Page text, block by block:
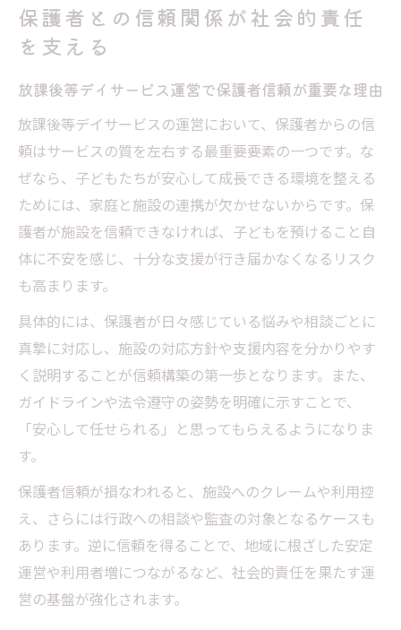
保護者との信頼関係が社会的責任
を支える
放課後等デイサービス運営で保護者信頼が重要な理由
放課後等デイサービスの運営において、保護者からの信
頼はサービスの質を左右する最重要要素の一つです。な
ぜなら、子どもたちが安心して成長できる環境を整える
ためには、家庭と施設の連携が欠かせないからです。保
護者が施設を信頼できなければ、子どもを預けること自
体に不安を感じ、十分な支援が行き届かなくなるリスク
も高まります。
具体的には、保護者が日々感じている悩みや相談ごとに
真摯に対応し、施設の対応方針や支援内容を分かりやす
く説明することが信頼構築の第一歩となります。また、
ガイドラインや法令遵守の姿勢を明確に示すことで、
「安心して任せられる」と思ってもらえるようになりま
す。
保護者信頼が損なわれると、施設へのクレームや利用控
え、さらには行政への相談や監査の対象となるケースも
あります。逆に信頼を得ることで、地域に根ざした安定
運営や利用者増につながるなど、社会的責任を果たす運
営の基盤が強化されます。